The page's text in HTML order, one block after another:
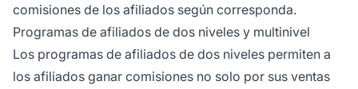
comisiones de los afiliados según corresponda.
Programas de afiliados de dos niveles y multinivel
Los programas de afiliados de dos niveles permiten a
los afiliados ganar comisiones no solo por sus ventas